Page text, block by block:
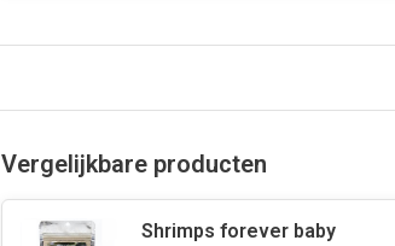
Vergelijkbare producten
Shrimps forever baby